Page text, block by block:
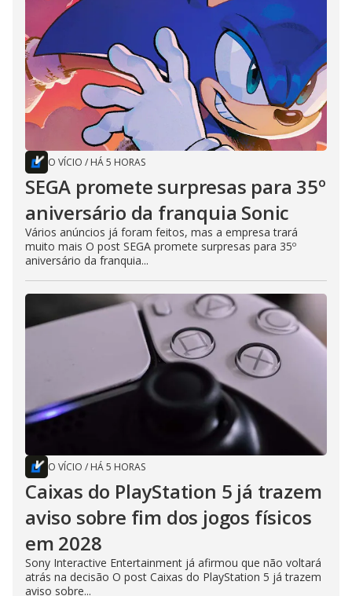
O VÍCIO / HÁ 5 HORAS
SEGA promete surpresas para 35º
aniversário da franquia Sonic
Vários anúncios já foram feitos, mas a empresa trará
muito mais O post SEGA promete surpresas para 35º
aniversário da franquia...
O VÍCIO / HÁ 5 HORAS
Caixas do PlayStation 5 já trazem
aviso sobre fim dos jogos físicos
em 2028
Sony Interactive Entertainment já afirmou que não voltará
atrás na decisão O post Caixas do PlayStation 5 já trazem
aviso sobre...